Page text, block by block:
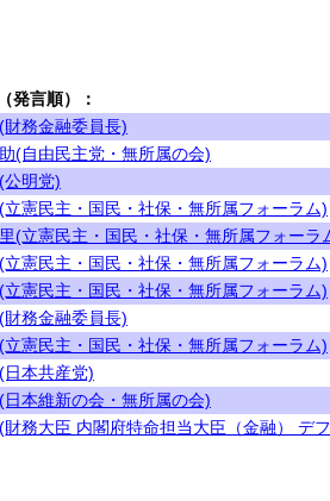
発言順）：
財務金融委員長)
(自由民主党・無所属の会)
公明党)
憲民主・国民・社保・無所属フォーラム)
(立憲民主・国民・社保・無所属フォーラ
憲民主・国民・社保・無所属フォーラム)
立憲民主・国民・社保・無所属フォーラム)
財務金融委員長)
立憲民主・国民・社保・無所属フォーラム)
本共産党)
本維新の会・無所属の会)
財務大臣 内閣府特命担当大臣（金融） デ